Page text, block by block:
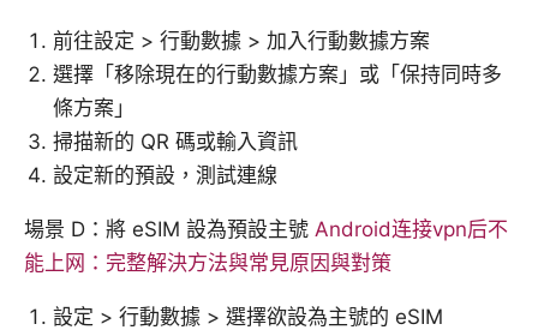
前往設定 > 行動數據 > 加入行動數據方案
選擇「移除現在的行動數據方案」或「保持同時多
條方案」
掃描新的 QR 碼或輸入資訊
設定新的預設，測試連線
場景 D：將 eSIM 設為預設主號 Android连接vpn后不
能上网：完整解決方法與常見原因與對策
設定 > 行動數據 > 選擇欲設為主號的 eSIM